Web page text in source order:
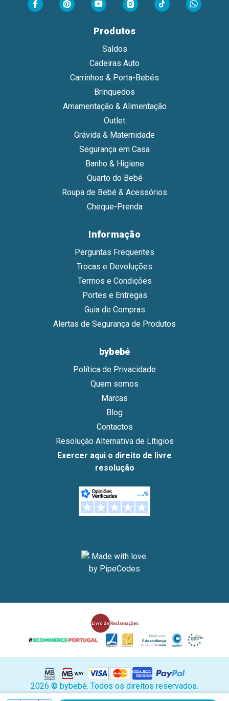
Produtos
Saldos
Cadeiras Auto
Carrinhos & Porta-Bebés
Brinquedos
Amamentação & Alimentação
Outlet
Grávida & Maternidade
Segurança em Casa
Banho & Higiene
Quarto do Bebé
Roupa de Bebé & Acessórios
Cheque-Prenda
Informação
Perguntas Frequentes
Trocas e Devoluções
Termos e Condições
Portes e Entregas
Guia de Compras
Alertas de Segurança de Produtos
bybebé
Política de Privacidade
Quem somos
Marcas
Blog
Contactos
Resolução Alternativa de Lítigios
Exercer aqui o direito de livre
resolução
2026 © bybebé. Todos os direitos reservados.